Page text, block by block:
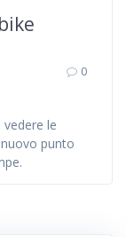
0
le
punto